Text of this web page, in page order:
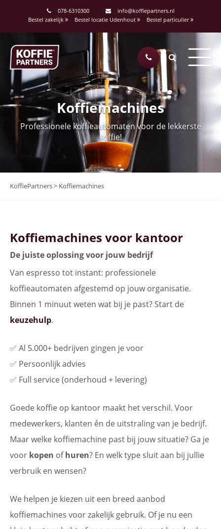
078-6310300
info@koffiepartners.nl
Bestel zakelijk
Bestel locatie Udenhout Bestel particulier
Koffiemachines
Professionele koffieautomaten voor de lekkerste
koffie!
KoffiePartners> Koffiemachines
Koffiemachines voor kantoor
De juiste oplossing voor jouw bedrijf
Van espresso tot instant: professionele
koffieautomaten afgestemd op jouw organisatie.
Binnen 1 minuut weten wat bij je past? Start de
keuzehulp.
✅ Al 5.000+ bedrijven gingen je voor
✅ Persoonlijk advies
✅ Full service (onderhoud + levering)
Goede koffie op kantoor maakt het verschil. Voor
medewerkers, klanten én de uitstraling van je bedrijf.
Maar welke koffiemachine past bij jouw situatie? Ga je
voor kopen ofhuren? En welk type sluit aan bij jullie
verbruik en wensen?
We helpen je kiezen uit een breed aanbod
koffiemachines voor zakelijk gebruik. Of je nu een